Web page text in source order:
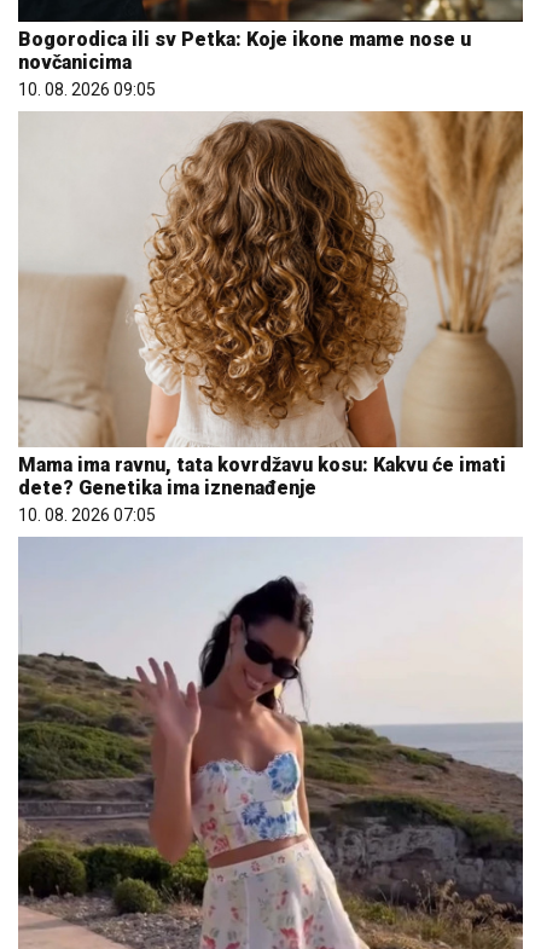
Bogorodica ili sv Petka: Koje ikone mame nose u
novčanicima
10. 08. 2026 09:05
Mama ima ravnu, tata kovrdžavu kosu: Kakvu će imati
dete? Genetika ima iznenađenje
10. 08. 2026 07:05